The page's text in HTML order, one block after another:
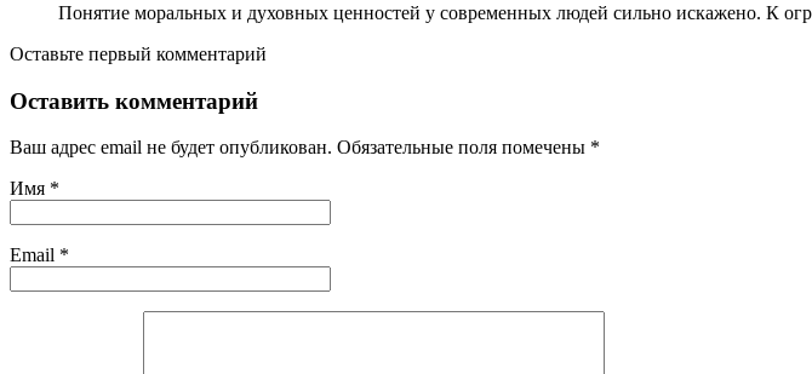
Понятие моральных и духовных ценностей у современных людей сильно искажено. К
Оставьте первый комментарий
Оставить комментарий
Ваш адрес email не будет опубликован. Обязательные поля помечены *
Имя *
Email *